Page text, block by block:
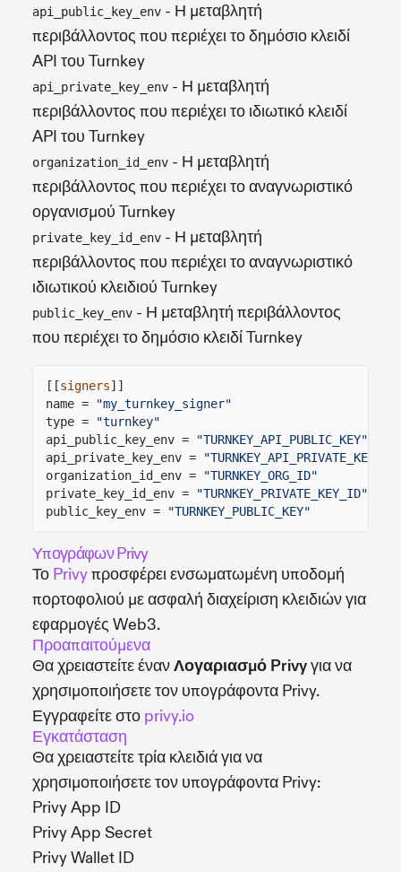
api_public_key_env - Η μεταβλητή
περιβάλλοντος που περιέχει το δημόσιο κλειδί
API του Turnkey
api_private_key_env - Η μεταβλητή
περιβάλλοντος που περιέχει το ιδιωτικό κλειδί
API του Turnkey
organization_id_env - Η μεταβλητή
περιβάλλοντος που περιέχει το αναγνωριστικό
οργανισμού Turnkey
private_key_id_env - Η μεταβλητή
περιβάλλοντος που περιέχει το αναγνωριστικό
ιδιωτικού κλειδιού Turnkey
public_key_env - Η μεταβλητή περιβάλλοντος
που περιέχει το δημόσιο κλειδί Turnkey
[[signers]]
name =
"my_turnkey_signer"
type =
"turnkey"
api_public_key_env =
"TURNKEY_API_PUBLIC_KEY"
api_private_key_env =
"TURNKEY_API_PRIVATE_KEY"
organization_id_env =
"TURNKEY_ORG_ID"
private_key_id_env =
"TURNKEY_PRIVATE_KEY_ID"
public_key_env =
"TURNKEY_PUBLIC_KEY"
Υπογράφων Privy
Το Privyπροσφέρει ενσωματωμένη υποδομή
πορτοφολιού με ασφαλή διαχείριση κλειδιών για
εφαρμογές Web3.
Προαπαιτούμενα
Θα χρειαστείτε ένανΛογαριασμό Privyγια να
χρησιμοποιήσετε τον υπογράφοντα Privy.
Εγγραφείτε στο privy.io
Εγκατάσταση
Θα χρειαστείτε τρία κλειδιά για να
χρησιμοποιήσετε τον υπογράφοντα Privy:
Privy App ID
Privy App Secret
Privy Wallet ID